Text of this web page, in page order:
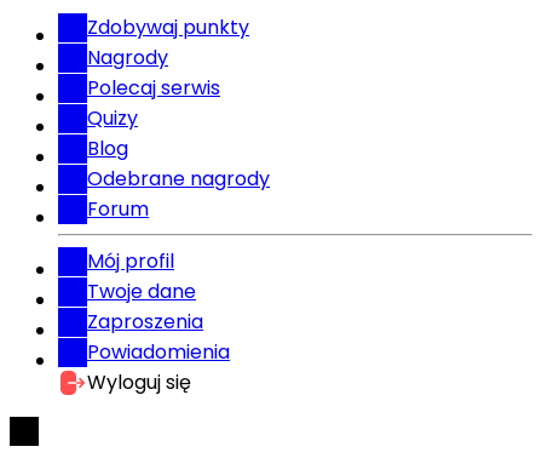
Zdobywaj punkty
Nagrody
Polecaj serwis
Quizy
Blog
Odebrane nagrody
Forum
Mój profil
Twoje dane
Zaproszenia
Powiadomienia
Wyloguj się